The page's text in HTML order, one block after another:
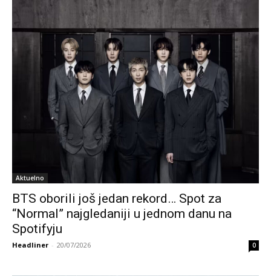
Aktuelno
BTS oborili još jedan rekord… Spot za
“Normal” najgledaniji u jednom danu na
Spotifyju
Headliner - 20/07/2026 0